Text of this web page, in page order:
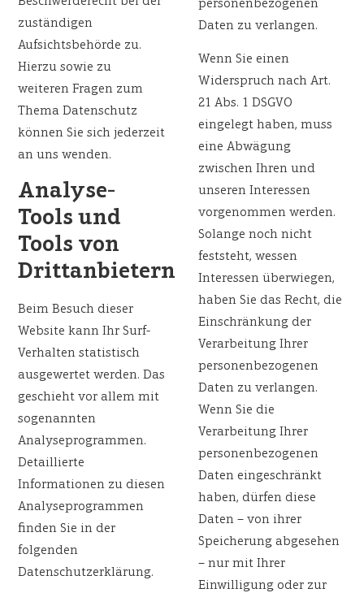
zuständigen
Aufsichtsbehörde zu.
Hierzu sowie zu
weiteren Fragen zum
Thema Datenschutz
können Sie sich jederzeit
an uns wenden.
Analyse-
Tools und
Tools von
Drittanbietern
Beim Besuch dieser
Website kann Ihr Surf-
Verhalten statistisch
ausgewertet werden. Das
geschieht vor allem mit
sogenannten
Analyseprogrammen.
Detaillierte
Informationen zu diesen
Analyseprogrammen
finden Sie in der
folgenden
Datenschutzerklärung.
personenbezogenen
Daten zu verlangen.
Wenn Sie einen
Widerspruch nach Art.
21 Abs. 1 DSGVO
eingelegt haben, muss
eine Abwägung
zwischen Ihren und
unseren Interessen
vorgenommen werden.
Solange noch nicht
feststeht, wessen
Interessen überwiegen,
haben Sie das Recht, die
Einschränkung der
Verarbeitung Ihrer
personenbezogenen
Daten zu verlangen.
Wenn Sie die
Verarbeitung Ihrer
personenbezogenen
Daten eingeschränkt
haben, dürfen diese
Daten – von ihrer
Speicherung abgesehen
– nur mit Ihrer
Einwilligung oder zur